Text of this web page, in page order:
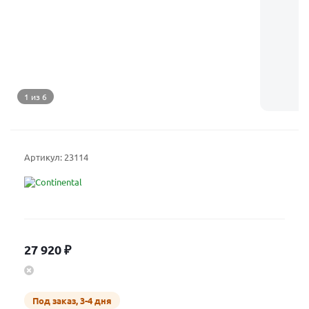
1 из 6
Артикул: 23114
27 920₽
Под заказ, 3-4 дня